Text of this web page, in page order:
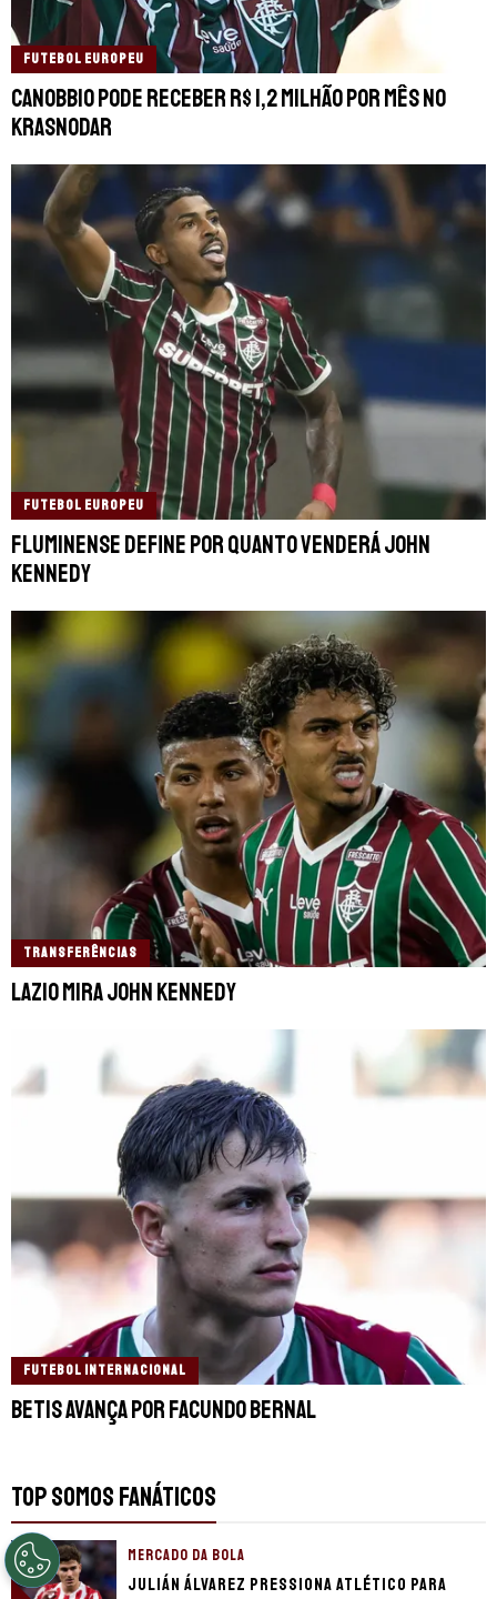
FUTEBOL EUROPEU
Canobbio pode receber R$ 1,2 milhão por mês no
Krasnodar
FUTEBOL EUROPEU
Fluminense define por quanto venderá John
Kennedy
TRANSFERÊNCIAS
Lazio mira John Kennedy
FUTEBOL INTERNACIONAL
Betis avança por Facundo Bernal
TOP SOMOS FANÁTICOS
MERCADO DA BOLA
Julián Álvarez pressiona Atlético para